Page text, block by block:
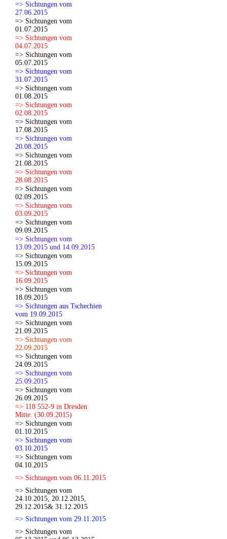
=> Sichtungen vom
27.06.2015
=> Sichtungen vom
01.07.2015
=> Sichtungen vom
04.07.2015
=> Sichtungen vom
05.07.2015
=> Sichtungen vom
31.07.2015
=> Sichtungen vom
01.08.2015
=> Sichtungen vom
02.08.2015
=> Sichtungen vom
17.08.2015
=> Sichtungen vom
20.08.2015
=> Sichtungen vom
21.08.2015
=> Sichtungen vom
28.08.2015
=> Sichtungen vom
02.09.2015
=> Sichtungen vom
03.09.2015
=> Sichtungen vom
09.09.2015
=> Sichtungen vom
13.09.2015 und 14.09.2015
=> Sichtungen vom
15.09.2015
=> Sichtungen vom
16.09.2015
=> Sichtungen vom
18.09.2015
=> Sichtungen aus Tschechien
vom 19.09.2015
=> Sichtungen vom
21.09.2015
=> Sichtungen vom
22.09.2015
=> Sichtungen vom
24.09.2015
=> Sichtungen vom
25.09.2015
=> Sichtungen vom
26.09.2015
=> 118 552-9 in Dresden
Mitte. (30.09.2015)
=> Sichtungen vom
01.10.2015
=> Sichtungen vom
03.10.2015
=> Sichtungen vom
04.10.2015
=> Sichtungen vom 06.11.2015
=> Sichtungen vom
24.10.2015, 20.12.2015,
29.12.2015& 31.12.2015
=> Sichtungen vom 29.11.2015
=> Sichtungen vom